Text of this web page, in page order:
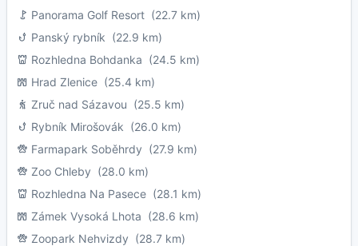
Panorama Golf Resort (22.7 km)
Panský rybník (22.9 km)
Rozhledna Bohdanka (24.5 km)
Hrad Zlenice (25.4 km)
Zruč nad Sázavou (25.5 km)
Rybník Mirošovák (26.0 km)
Farmapark Soběhrdy (27.9 km)
Zoo Chleby (28.0 km)
Rozhledna Na Pasece (28.1 km)
Zámek Vysoká Lhota (28.6 km)
Zoopark Nehvizdy (28.7 km)